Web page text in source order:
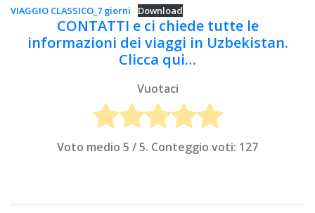
VIAGGIO CLASSICO_7 giorni Download
CONTATTI e ci chiede tutte le
informazioni dei viaggi in Uzbekistan.
Clicca qui…
Vuotaci
Voto medio 5 / 5. Conteggio voti: 127